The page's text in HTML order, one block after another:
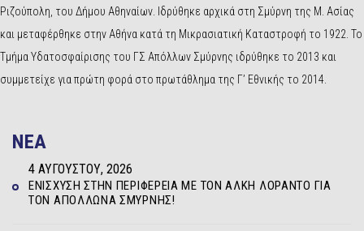
Ριζούπολη, του Δήμου Αθηναίων. Ιδρύθηκε αρχικά στη Σμύρνη της Μ. Ασίας
και μεταφέρθηκε στην Αθήνα κατά τη Μικρασιατική Καταστροφή το 1922. Το
Τμήμα Υδατοσφαίρισης του ΓΣ Απόλλων Σμύρνης ιδρύθηκε το 2013 και
συμμετείχε για πρώτη φορά στο πρωτάθλημα της Γ’ Εθνικής το 2014.
NEA
ΕΝΊΣΧΥΣΗ ΣΤΗΝ ΠΕΡΙΦΈΡΕΙΑ ΜΕ ΤΟΝ ΆΛΚΗ ΛΟΡΆΝΤΟ ΓΙΑ
ΤΟΝ ΑΠΌΛΛΩΝΑ ΣΜΎΡΝΗΣ!
4 ΑΥΓΟΎΣΤΟΥ, 2026